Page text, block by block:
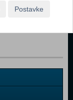
Postavke